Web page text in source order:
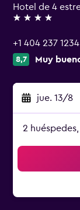
Hotel de 4
4 estrellas
+1 404 237 1234
8,7 Muy
jue. 13/8
2